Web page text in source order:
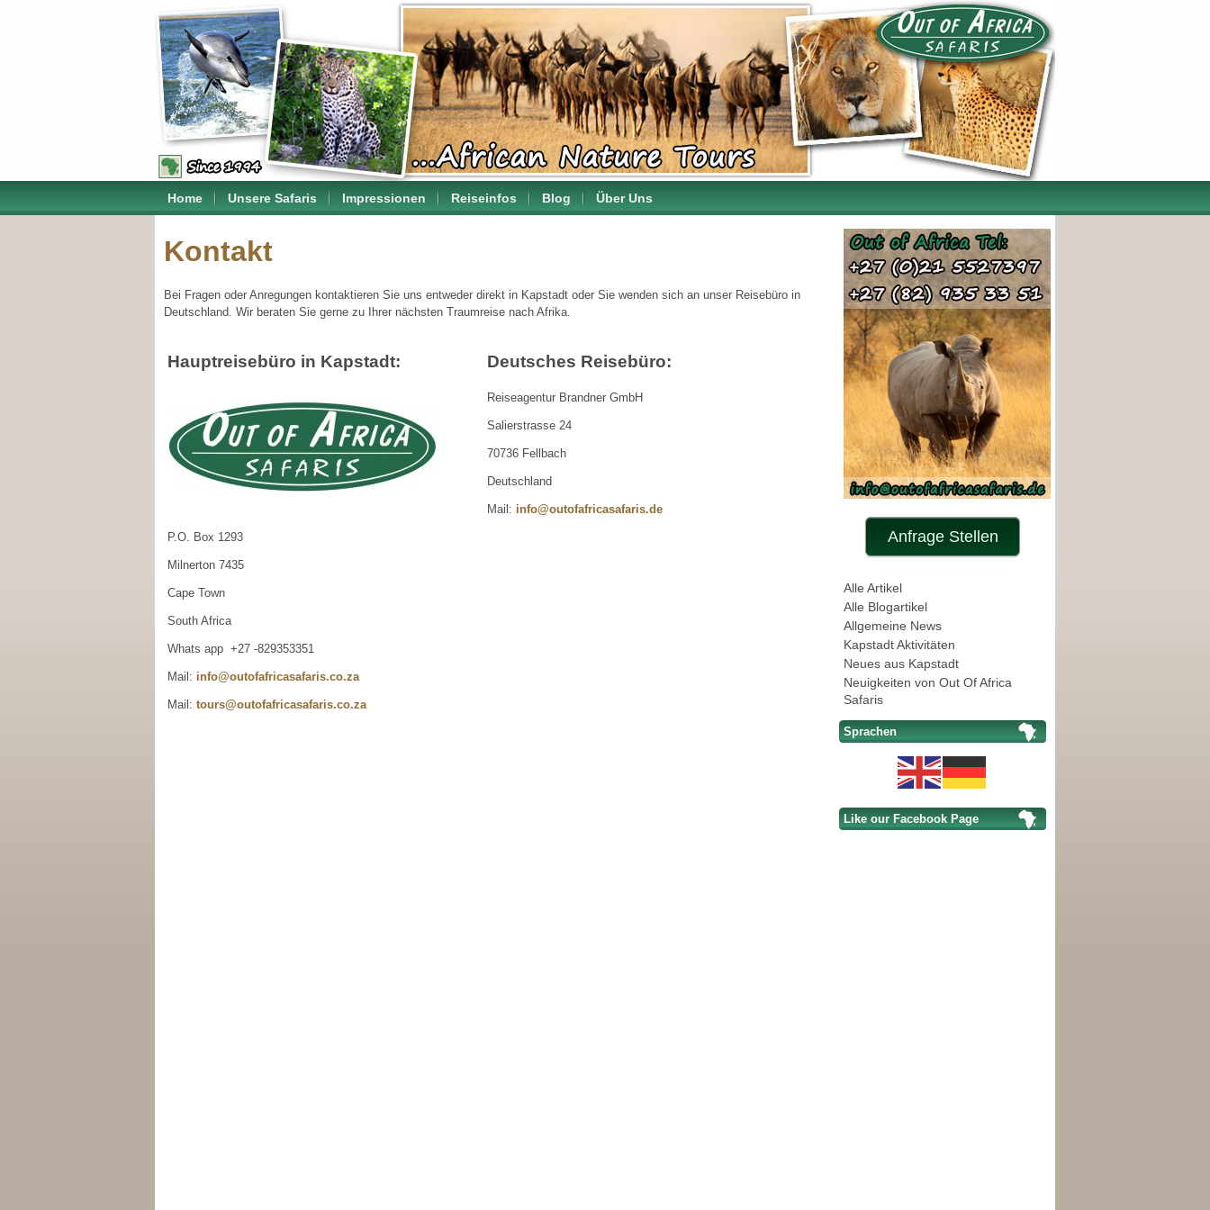
Home Unsere Safaris Impressionen Reiseinfos Blog Über Uns
Kontakt
Bei Fragen oder Anregungen kontaktieren Sie uns entweder direkt in Kapstadt oder Sie wenden sich an unser Reisebüro in
Deutschland. Wir beraten Sie gerne zu Ihrer nächsten Traumreise nach Afrika.
Hauptreisebüro in Kapstadt:
P.O. Box 1293
Milnerton 7435
Cape Town
South Africa
Whats app +27 -829353351
Mail: info@outofafricasafaris.co.za
Mail: tours@outofafricasafaris.co.za
Deutsches Reisebüro:
Reiseagentur Brandner GmbH
Salierstrasse 24
70736 Fellbach
Deutschland
Mail: info@outofafricasafaris.de
Anfrage Stellen
Alle Artikel
Alle Blogartikel
Allgemeine News
Kapstadt Aktivitäten
Neues aus Kapstadt
Neuigkeiten von Out Of Africa
Safaris
Sprachen
Like our Facebook Page